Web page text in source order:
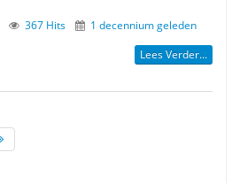
367 Hits 1 decennium geleden
Lees Verder...